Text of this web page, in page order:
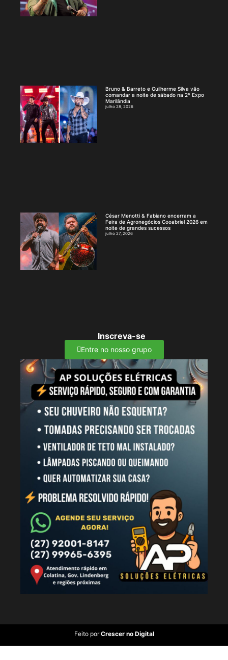
Bruno & Barreto e Guilherme Silva vão
comandar a noite de sábado na 2ª Expo
Marilândia
julho 28, 2026
César Menotti & Fabiano encerram a
Feira de Agronegócios Cooabriel 2026 em
noite de grandes sucessos
julho 27, 2026
Inscreva-se
Entre no nosso grupo
Feito por Crescer no Digital